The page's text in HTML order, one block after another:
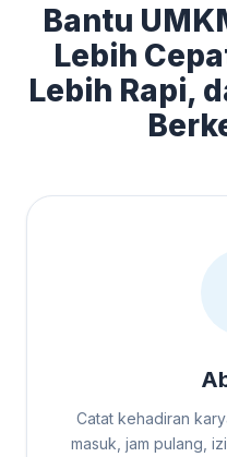
Bantu
Lebih
Lebih Rapi,
Catat kehadiran
masuk, jam pulang,